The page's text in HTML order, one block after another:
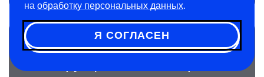
Инновационные
на обработку персональных данных.
Я СОГЛАСЕН